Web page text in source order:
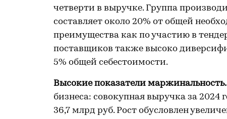
четверти в выручке. Группа
составляет около 20% от общей
преимущества как по участию в
поставщиков также высоко
5% общей себестоимости.
Высокие показатели маржинальность.
бизнеса: совокупная выручка за 2024
36,7 млрд руб. Рост обусловлен